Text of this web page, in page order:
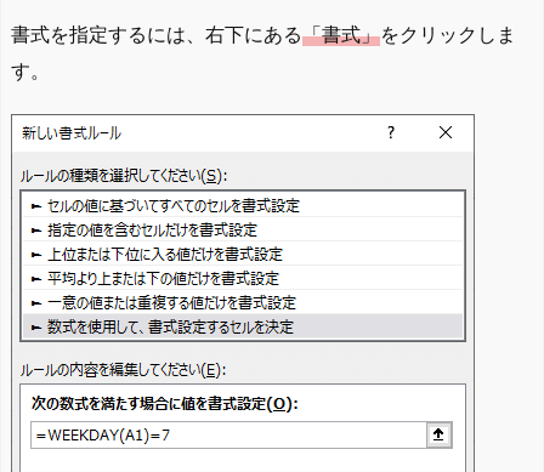
書式を指定するには、右下にある「書式」をクリックしま
す。